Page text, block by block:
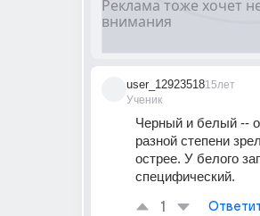
user_12923518
Ученик
15лет
Черный и белый --
разной степени
острее. У белого
специфический.
1